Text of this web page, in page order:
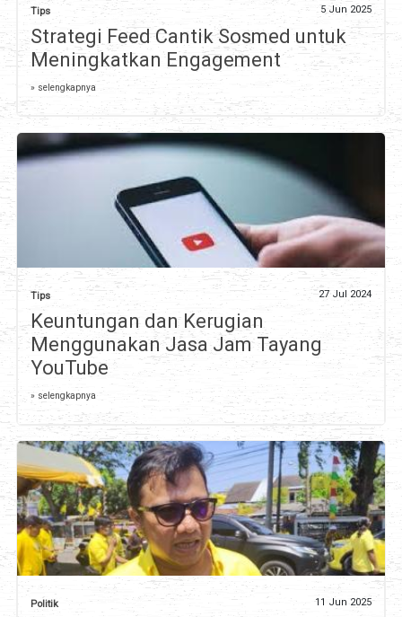
Tips 5 Jun 2025
Strategi Feed Cantik Sosmed untuk
Meningkatkan Engagement
» selengkapnya
Tips 27 Jul 2024
Keuntungan dan Kerugian
Menggunakan Jasa Jam Tayang
YouTube
» selengkapnya
Politik 11 Jun 2025